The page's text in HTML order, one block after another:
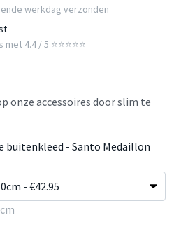
werkdag verzonden
4.4 / 5 ⭐⭐⭐⭐⭐
onze accessoires door slim te
buitenkleed - Santo Medaillon